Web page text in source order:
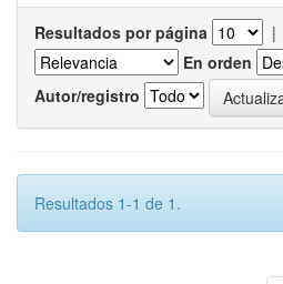
Resultados por página |
En orden
Autor/registro
Resultados 1-1 de 1.